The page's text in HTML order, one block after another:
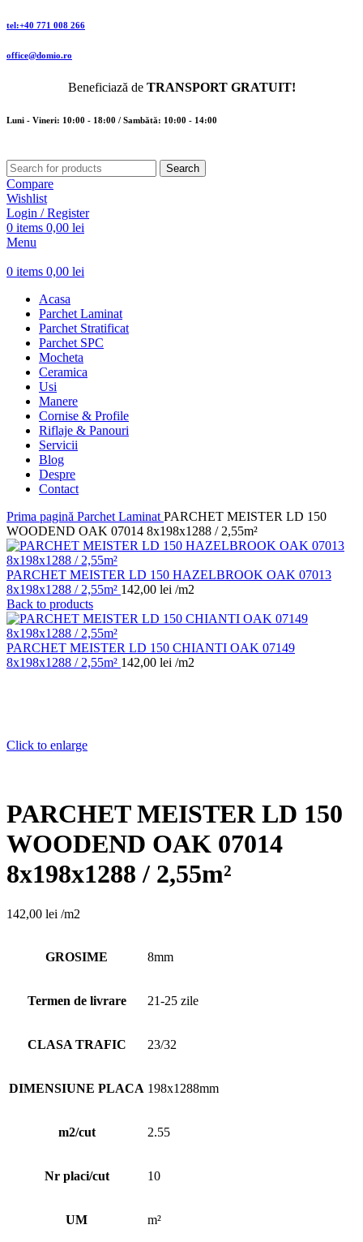
tel:+40 771 008 266
office@domio.ro
Beneficiază de TRANSPORT GRATUIT!
Luni - Vineri: 10:00 - 18:00 / Sambătă: 10:00 - 14:00
Search
Compare
Wishlist
Login / Register
0 items 0,00 lei
Menu
0 items 0,00 lei
Acasa
Parchet Laminat
Parchet Stratificat
Parchet SPC
Mocheta
Ceramica
Usi
Manere
Cornise & Profile
Riflaje & Panouri
Servicii
Blog
Despre
Contact
Prima pagină Parchet Laminat PARCHET MEISTER LD 150
WOODEND OAK 07014 8x198x1288 / 2,55m²
PARCHET MEISTER LD 150 HAZELBROOK OAK 07013
8x198x1288 / 2,55m² 142,00 lei /m2
Back to products
PARCHET MEISTER LD 150 CHIANTI OAK 07149
8x198x1288 / 2,55m² 142,00 lei /m2
Click to enlarge
PARCHET MEISTER LD 150
WOODEND OAK 07014
8x198x1288 / 2,55m²
142,00 lei /m2
GROSIME 8mm
Termen de livrare 21-25 zile
CLASA TRAFIC 23/32
DIMENSIUNE PLACA 198x1288mm
m2/cut 2.55
Nr placi/cut 10
UM m²